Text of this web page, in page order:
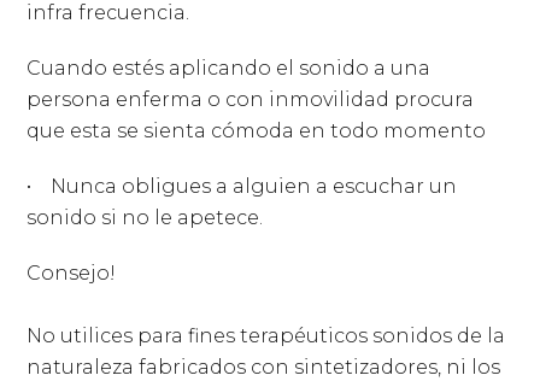
infra frecuencia.
Cuando estés aplicando el sonido a una
persona enferma o con inmovilidad procura
que esta se sienta cómoda en todo momento
• Nunca obligues a alguien a escuchar un
sonido si no le apetece.
Consejo!
No utilices para fines terapéuticos sonidos de la
naturaleza fabricados con sintetizadores, ni los